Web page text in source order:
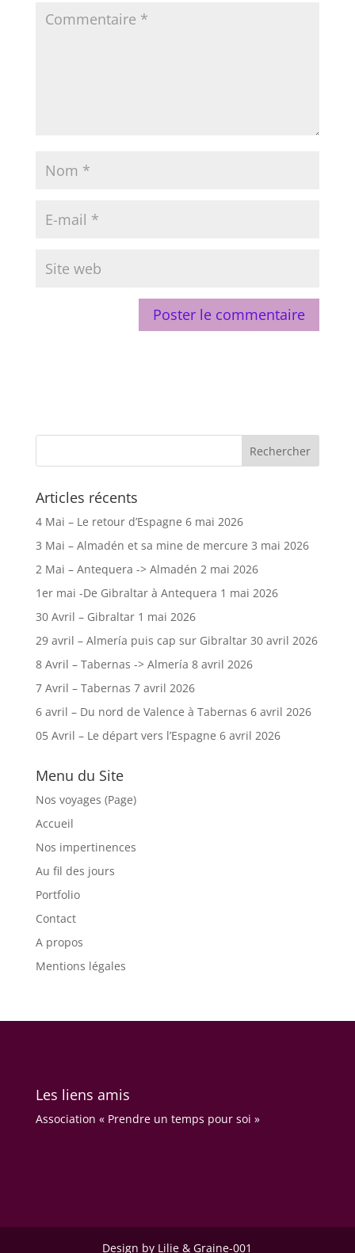
Articles récents
4 Mai – Le retour d’Espagne 6 mai 2026
3 Mai – Almadén et sa mine de mercure 3 mai 2026
2 Mai – Antequera -> Almadén 2 mai 2026
1er mai -De Gibraltar à Antequera 1 mai 2026
30 Avril – Gibraltar 1 mai 2026
29 avril – Almería puis cap sur Gibraltar 30 avril 2026
8 Avril – Tabernas -> Almería 8 avril 2026
7 Avril – Tabernas 7 avril 2026
6 avril – Du nord de Valence à Tabernas 6 avril 2026
05 Avril – Le départ vers l’Espagne 6 avril 2026
Menu du Site
Nos voyages (Page)
Accueil
Nos impertinences
Au fil des jours
Portfolio
Contact
A propos
Mentions légales
Les liens amis
Association « Prendre un temps pour soi »
Design by Lilie & Graine-001